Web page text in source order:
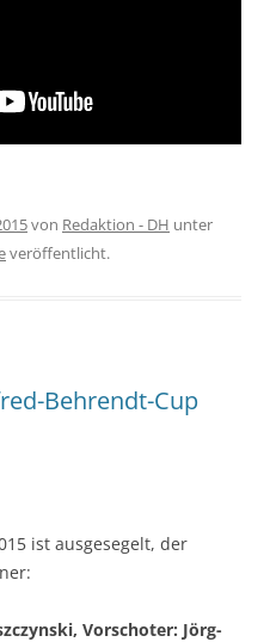
von Redaktion - DH unter
veröffentlicht.
Behrendt-Cup
ist ausgesegelt, der
Vorschoter: Jörg-